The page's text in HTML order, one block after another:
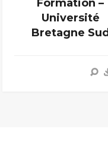
Formation –
Université
Bretagne Sud